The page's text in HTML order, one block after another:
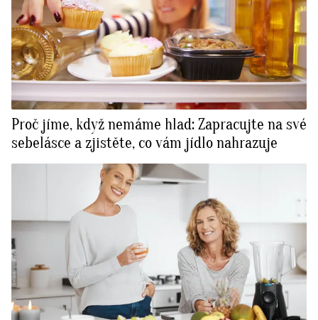
Proč jíme, když nemáme hlad: Zapracujte na své
sebelásce a zjistěte, co vám jídlo nahrazuje